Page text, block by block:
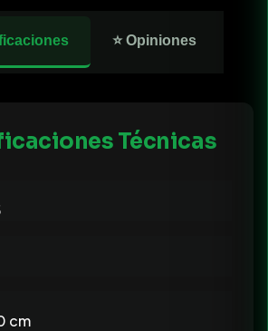
⭐ Opiniones
Técnicas
cm